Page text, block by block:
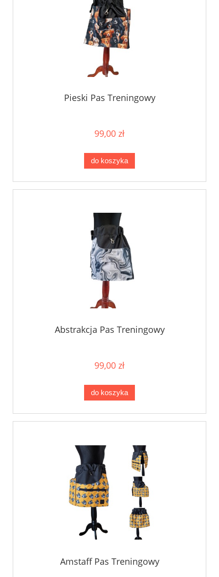
Pieski Pas Treningowy
99,00 zł
do koszyka
Abstrakcja Pas Treningowy
99,00 zł
do koszyka
Amstaff Pas Treningowy